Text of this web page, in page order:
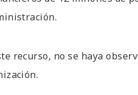
recurso, no se haya